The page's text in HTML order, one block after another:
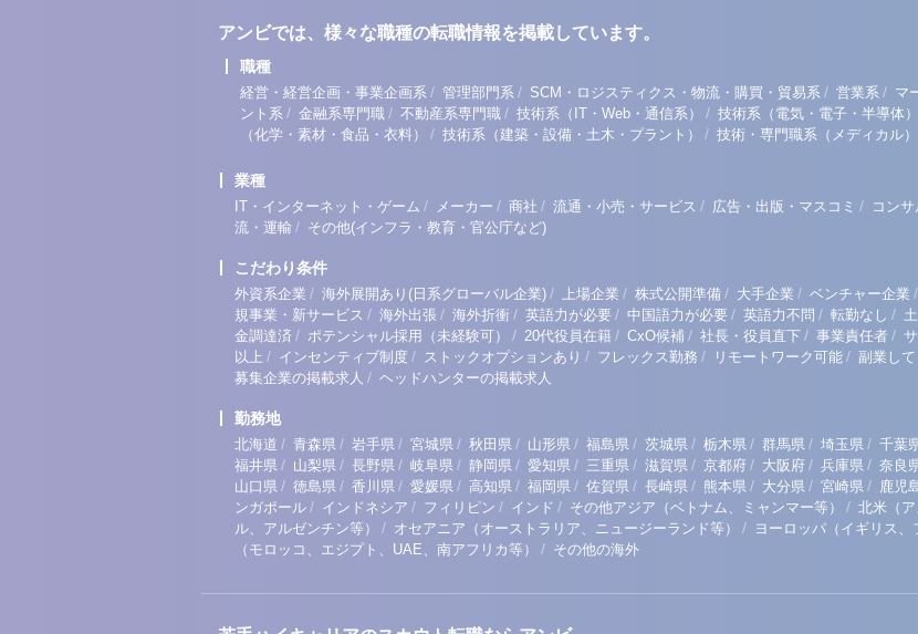
アンビでは、様々な職種の転職情報を掲載しています。
職種
経営・経営企画・事業企画系 / 管理部門系 / SCM・ロジスティクス・物流・購買・貿易系 / 営業系 / マ
ント系 / 金融系専門職 / 不動産系専門職 / 技術系（IT・Web・通信系） / 技術系（電気・電子・半導体）
（化学・素材・食品・衣料）
/ 技術系（建築・設備・土木・プラント） / 技術・専門職系（メディカル）
業種
IT・インターネット・ゲーム / メーカー / 商社 / 流通・小売・サービス / 広告・出版・マスコミ / コン
流・運輸 / その他(インフラ・教育・官公庁など)
こだわり条件
外資系企業 / 海外展開あり(日系グローバル企業) / 上場企業 / 株式公開準備 / 大手企業 / ベンチャー企業 /
規事業・新サービス / 海外出張 / 海外折衝 / 英語力が必要 / 中国語力が必要 / 英語力不問 / 転勤なし /
金調達済 / ポテンシャル採用（未経験可） / 20代役員在籍 / CxO候補 / 社長・役員直下 / 事業責任者 /
以上 / インセンティブ制度 / ストックオプションあり / フレックス勤務 / リモートワーク可能 / 副業し
募集企業の掲載求人 / ヘッドハンターの掲載求人
勤務地
北海道 / 青森県 / 岩手県 / 宮城県 / 秋田県 / 山形県 / 福島県 / 茨城県 / 栃木県 / 群馬県 / 埼玉県 / 千葉
福井県 / 山梨県 / 長野県 / 岐阜県 / 静岡県 / 愛知県 / 三重県 / 滋賀県 / 京都府 / 大阪府 / 兵庫県 / 奈良
山口県 / 徳島県 / 香川県 / 愛媛県 / 高知県 / 福岡県 / 佐賀県 / 長崎県 / 熊本県 / 大分県 / 宮崎県 / 鹿児
ンガポール / インドネシア / フィリピン / インド / その他アジア（ベトナム、ミャンマー等） / 北米（ア
ル、アルゼンチン等）
/ オセアニア（オーストラリア、ニュージーランド等） / ヨーロッパ（イギリス、
（モロッコ、エジプト、UAE、南アフリカ等）
/ その他の海外